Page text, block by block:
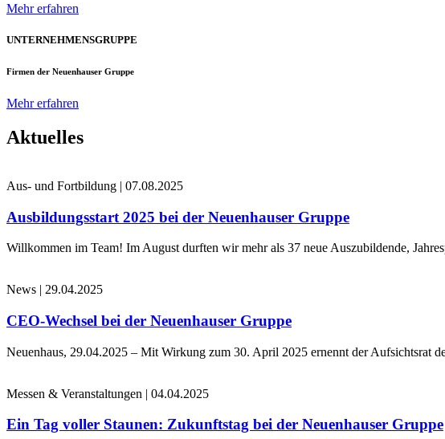
Mehr erfahren
UNTERNEHMENSGRUPPE
Firmen der Neuenhauser Gruppe
Mehr erfahren
Aktuelles
Aus- und Fortbildung | 07.08.2025
Ausbildungsstart 2025 bei der Neuenhauser Gruppe
Willkommen im Team! Im August durften wir mehr als 37 neue Auszubildende,
News | 29.04.2025
CEO-Wechsel bei der Neuenhauser Gruppe
Neuenhaus, 29.04.2025 – Mit Wirkung zum 30. April 2025 ernennt der Aufsichtsrat
Messen & Veranstaltungen | 04.04.2025
Ein Tag voller Staunen: Zukunftstag bei der Neuenhauser Gruppe